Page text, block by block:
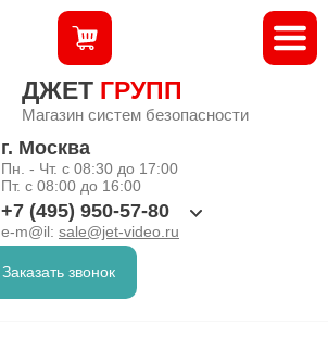
ДЖЕТ ГРУПП
Магазин систем безопасности
г. Москва
Пн. - Чт. с 08:30 до 17:00
Пт. с 08:00 до 16:00
+7 (495) 950-57-80
e-m@il: sale@jet-video.ru
Заказать звонок